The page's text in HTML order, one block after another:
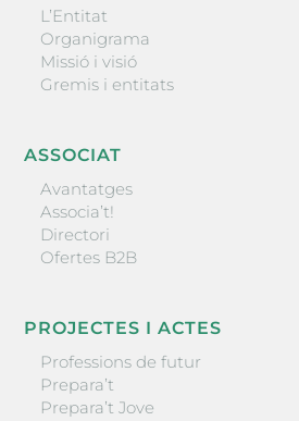
L’Entitat
Organigrama
Missió i visió
Gremis i entitats
ASSOCIAT
Avantatges
Associa’t!
Directori
Ofertes B2B
PROJECTES I ACTES
Professions de futur
Prepara’t
Prepara’t Jove